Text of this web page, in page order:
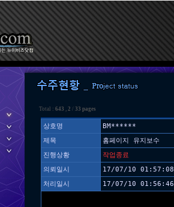
Total : 643 , 2 / 33 pages
상호명
BM******
제목
홈페이지 유지보수
진행상황
작업종료
의뢰일시
17/07/10 01:57:08
처리일시
17/07/10 01:56:46